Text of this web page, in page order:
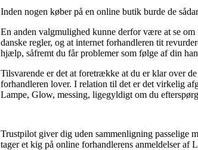
Inden nogen køber på en online butik burde de
En anden valgmulighed kunne derfor være at se
danske regler, og at internet forhandleren tit
hjælp, såfremt du får problemer som følge af din
Tilsvarende er det at foretrække at du er klar over
forhandleren lover. I relation til det er det virkelig
Lampe, Glow, messing, ligegyldigt om du
Trustpilot giver dig uden sammenligning passelige
tager et kig på online forhandlerens anmeldelser af